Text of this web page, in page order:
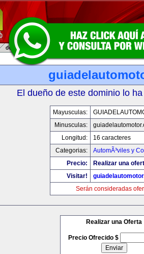
El dueño de este dominio lo
Mayusculas:
Minusculas:
Longitud:
16 caracteres
Categorias:
AutomÃ³viles y
Precio:
Realizar una
Visitar!
Serán consideradas
Realizar una Oferta
Precio Ofrecido $